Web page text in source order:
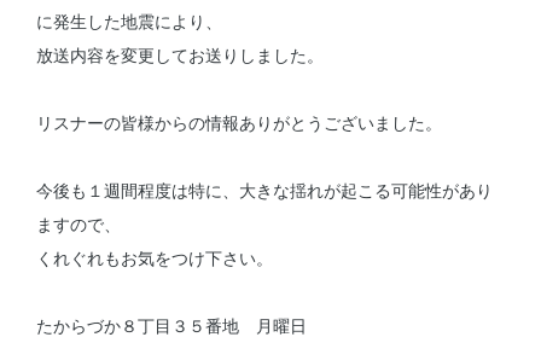
に発生した地震により、
放送内容を変更してお送りしました。
リスナーの皆様からの情報ありがとうございました。
今後も１週間程度は特に、大きな揺れが起こる可能性があり
ますので、
くれぐれもお気をつけ下さい。
たからづか８丁目３５番地 月曜日